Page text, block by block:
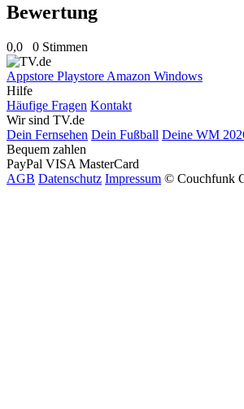
Bewertung
0,0 0 Stimmen
Appstore Playstore Amazon Windows
Hilfe
Häufige Fragen Kontakt
Wir sind TV.de
Dein Fernsehen Dein Fußball Deine WM
Bequem zahlen
PayPal VISA MasterCard
AGB Datenschutz Impressum © Couchfunk